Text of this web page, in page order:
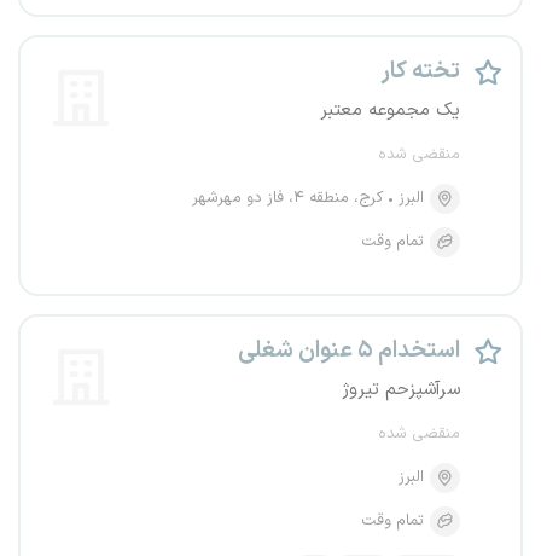
تخته کار
یک مجموعه معتبر
منقضی شده
البرز
کرج، منطقه ۴، فاز دو مهرشهر
تمام وقت
استخدام ۵ عنوان شغلی
سرآشپزحم تیروژ
منقضی شده
البرز
تمام وقت